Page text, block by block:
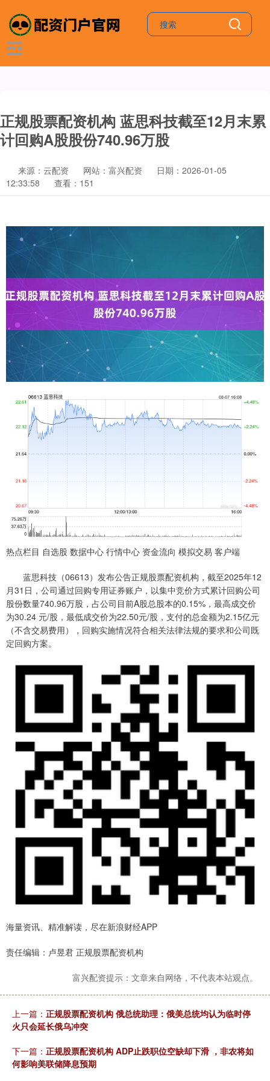
正规股票配资机构 蓝思科技截至12月末累
计回购A股股份740.96万股
来源：云配资 网站：富兴配资
日期：2026-01-05
12:33:58
查看：151
热点栏目 自选股 数据中心 行情中心 资金流向 模拟交易 客户端
蓝思科技（06613）发布公告正规股票配资机构，截至2025年12
月31日，公司通过回购专用证券账户，以集中竞价方式累计回购公司
股份数量740.96万股，占公司目前A股总股本的0.15%，最高成交价
为30.24 元/股，最低成交价为22.50元/股，支付的总金额为2.15亿元
（不含交易费用），回购实施情况符合相关法律法规的要求和公司既
定回购方案。
海量资讯、精准解读，尽在新浪财经APP
责任编辑：卢昱君 正规股票配资机构
富兴配资提示：文章来自网络，不代表本站观点。
上一篇： 正规股票配资机构 俄总统助理：俄美总统均认为临时停
火只会延长俄乌冲突
下一篇： 正规股票配资机构 ADP止跌职位空缺却下滑 ，非农将如
何影响美联储降息预期